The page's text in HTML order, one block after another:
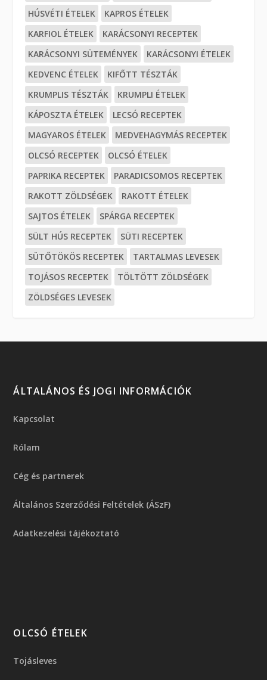
HÚSVÉTI ÉTELEK
KAPROS ÉTELEK
KARFIOL ÉTELEK
KARÁCSONYI RECEPTEK
KARÁCSONYI SÜTEMÉNYEK
KARÁCSONYI ÉTELEK
KEDVENC ÉTELEK
KIFŐTT TÉSZTÁK
KRUMPLIS TÉSZTÁK
KRUMPLI ÉTELEK
KÁPOSZTA ÉTELEK
LECSÓ RECEPTEK
MAGYAROS ÉTELEK
MEDVEHAGYMÁS RECEPTEK
OLCSÓ RECEPTEK
OLCSÓ ÉTELEK
PAPRIKA RECEPTEK
PARADICSOMOS RECEPTEK
RAKOTT ZÖLDSÉGEK
RAKOTT ÉTELEK
SAJTOS ÉTELEK
SPÁRGA RECEPTEK
SÜLT HÚS RECEPTEK
SÜTI RECEPTEK
SÜTŐTÖKÖS RECEPTEK
TARTALMAS LEVESEK
TOJÁSOS RECEPTEK
TÖLTÖTT ZÖLDSÉGEK
ZÖLDSÉGES LEVESEK
ÁLTALÁNOS ÉS JOGI INFORMÁCIÓK
Kapcsolat
Rólam
Cég és partnerek
Általános Szerződési Feltételek (ÁSzF)
Adatkezelési tájékoztató
OLCSÓ ÉTELEK
Tojásleves